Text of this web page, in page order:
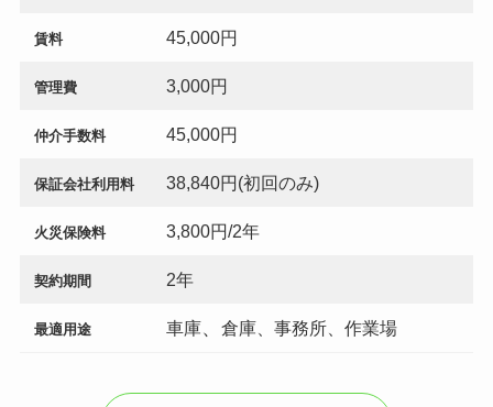
賃料 45,000円
管理費 3,000円
仲介手数料 45,000円
保証会社利用料 38,840円(初回のみ)
火災保険料 3,800円/2年
契約期間 2年
最適用途 車庫、倉庫、事務所、作業場